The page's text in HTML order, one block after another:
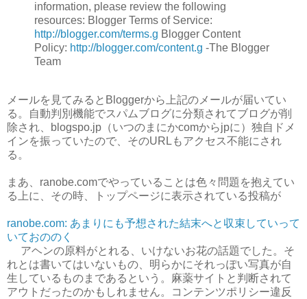
information, please review the following
resources: Blogger Terms of Service:
http://blogger.com/terms.g Blogger Content
Policy: http://blogger.com/content.g -The Blogger
Team
メールを見てみるとBloggerから上記のメールが届いてい
る。自動判別機能でスパムブログに分類されてブログが削
除され、blogspo.jp（いつのまにかcomからjpに）独自ドメ
インを振っていたので、そのURLもアクセス不能にされ
る。
まあ、ranobe.comでやっていることは色々問題を抱えてい
る上に、その時、トップページに表示されている投稿が
ranobe.com: あまりにも予想された結末へと収束していって
いておののく
アヘンの原料がとれる、いけないお花の話題でした。そ
れとは書いてはいないもの、明らかにそれっぽい写真が自
生しているものまであるという。麻薬サイトと判断されて
アウトだったのかもしれません。コンテンツポリシー違反